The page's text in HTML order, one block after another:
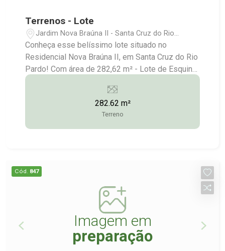
Terrenos - Lote
Jardim Nova Braúna II - Santa Cruz do Rio
Pardo/SP
Conheça esse belíssimo lote situado no
Residencial Nova Braúna II, em Santa Cruz do Rio
Pardo! Com área de 282,62 m² - Lote de Esquina
Consulte-nos para maiores informações: (14)
3372-2528 / (14) 99743-9789
282.62 m²
Terreno
Cód. 847
Imagem em
preparação